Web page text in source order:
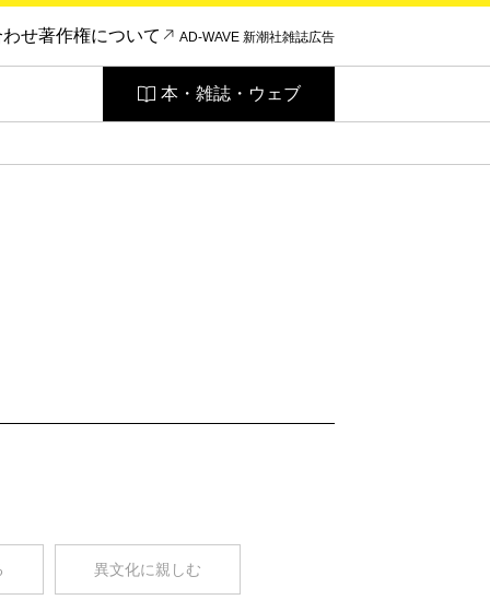
わせ著作権について AD-WAVE 新潮社雑誌広告
本・雑誌・ウェブ
異文化に親しむ